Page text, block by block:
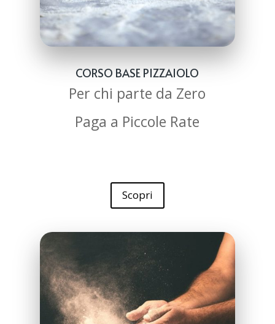
CORSO BASE PIZZAIOLO
Per chi parte da Zero
Paga a Piccole Rate
Scopri